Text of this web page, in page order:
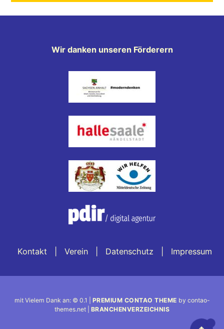
Wir danken unseren Förderern
Kontakt Verein Datenschutz Impressum
mit Vielem Dank an: © 0.1 | PREMIUM CONTAO THEME by contao-
themes.net | BRANCHENVERZEICHNIS